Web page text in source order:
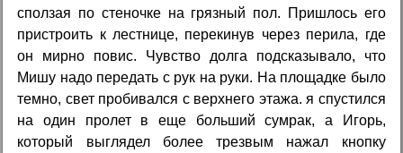
сползая по стеночке на грязный пол. Пришлось его
пристроить к лестнице, перекинув через перила, где
он мирно повис. Чувство долга подсказывало, что
Мишу надо передать с рук на руки. На площадке было
темно, свет пробивался с верхнего этажа. я спустился
на один пролет в еще больший сумрак, а Игорь,
который выглядел более трезвым нажал кнопку